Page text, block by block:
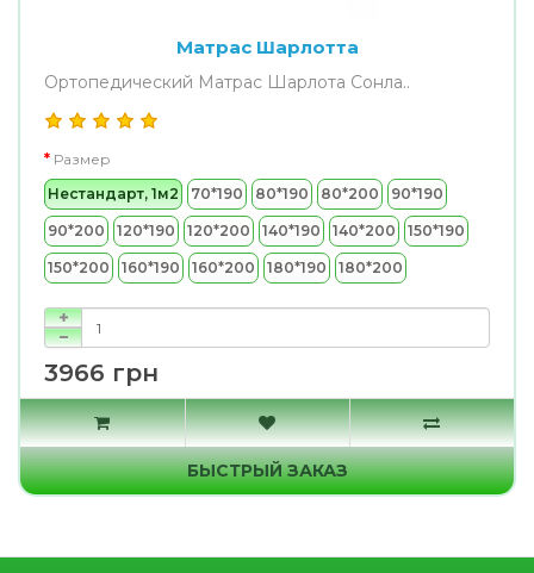
Матрас Шарлотта
Ортопедический Матрас Шарлота Сонла..
Размер
Нестандарт, 1м2
70*190 80*190 80*200 90*190
90*200 120*190 120*200 140*190 140*200 150*190
150*200 160*190 160*200 180*190 180*200
3966 грн
БЫСТРЫЙ ЗАКАЗ